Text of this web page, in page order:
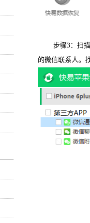
步骤3：扫
的微信联系人。